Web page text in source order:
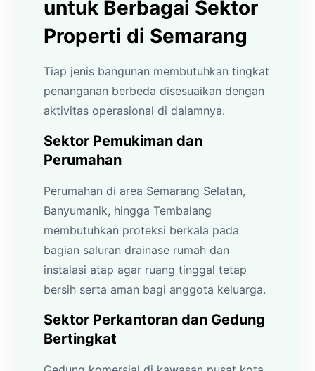
untuk Berbagai Sektor
Properti di Semarang
Tiap jenis bangunan membutuhkan tingkat
penanganan berbeda disesuaikan dengan
aktivitas operasional di dalamnya.
Sektor Pemukiman dan
Perumahan
Perumahan di area Semarang Selatan,
Banyumanik, hingga Tembalang
membutuhkan proteksi berkala pada
bagian saluran drainase rumah dan
instalasi atap agar ruang tinggal tetap
bersih serta aman bagi anggota keluarga.
Sektor Perkantoran dan Gedung
Bertingkat